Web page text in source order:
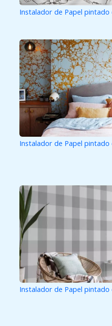
Instalador de Papel pintado
Instalador de Papel
Instalador de Papel pintado